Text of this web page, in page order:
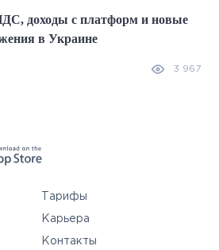
доходы с платформ и новые
в Украине
3 967
Тарифы
Карьера
Контакты